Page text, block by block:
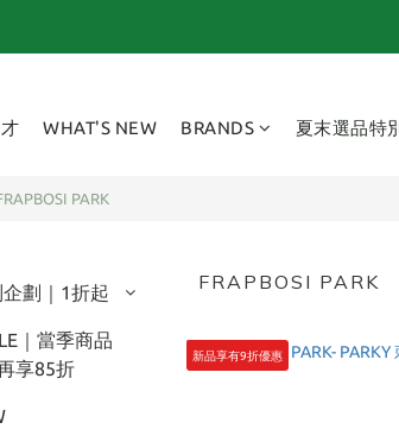
WHAT'S NEW BRANDS 夏末選品特
PARK
劃｜1折起
｜當季商品
享85折
FRAPBOSI PARK
新品享有9折優惠